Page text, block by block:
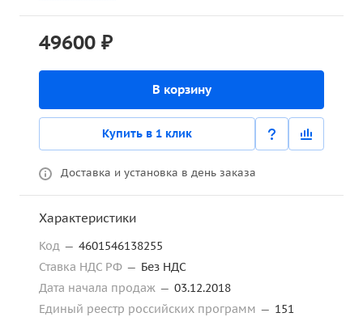
49600 ₽
В корзину
Купить в 1 клик
Доставка и установка в день заказа
Характеристики
Код — 4601546138255
Ставка НДС РФ — Без НДС
Дата начала продаж — 03.12.2018
Единый реестр российских программ — 151